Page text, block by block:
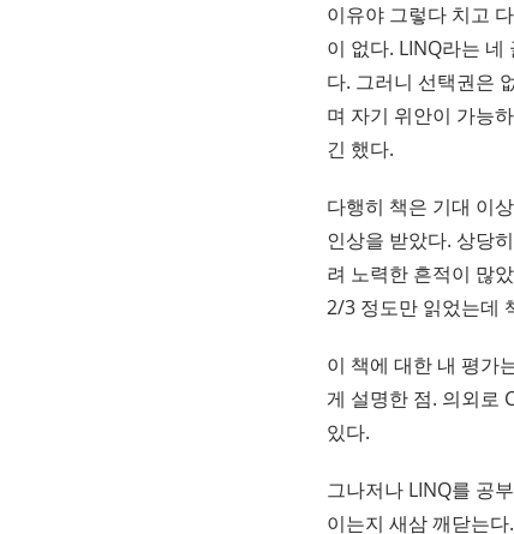
이유야 그렇다 치고
이 없다. LINQ라는
다. 그러니 선택권은
며 자기 위안이 가능
긴 했다.
다행히 책은 기대 이
인상을 받았다. 상당
려 노력한 흔적이 많
2/3 정도만 읽었는데
이 책에 대한 내 평가
게 설명한 점. 의외로
있다.
그나저나 LINQ를 공
이는지 새삼 깨닫는